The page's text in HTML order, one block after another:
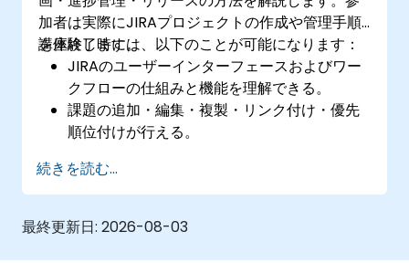
加者は実際にJIRAプロジェクトの作成や管理手順
を体験します。
講座終了時には、以下のことが可能になります：
JIRAのユーザーインターフェースおよびワー
クフローの仕組みと機能を理解できる。
課題の追加・編集・複製・リンク付け・優先
順位付けが行える。
る。
検索機能を活用できる。
画面やフィルターの管理およびカスタマイズ
続きを読む...
最終更新日: 2026-08-03